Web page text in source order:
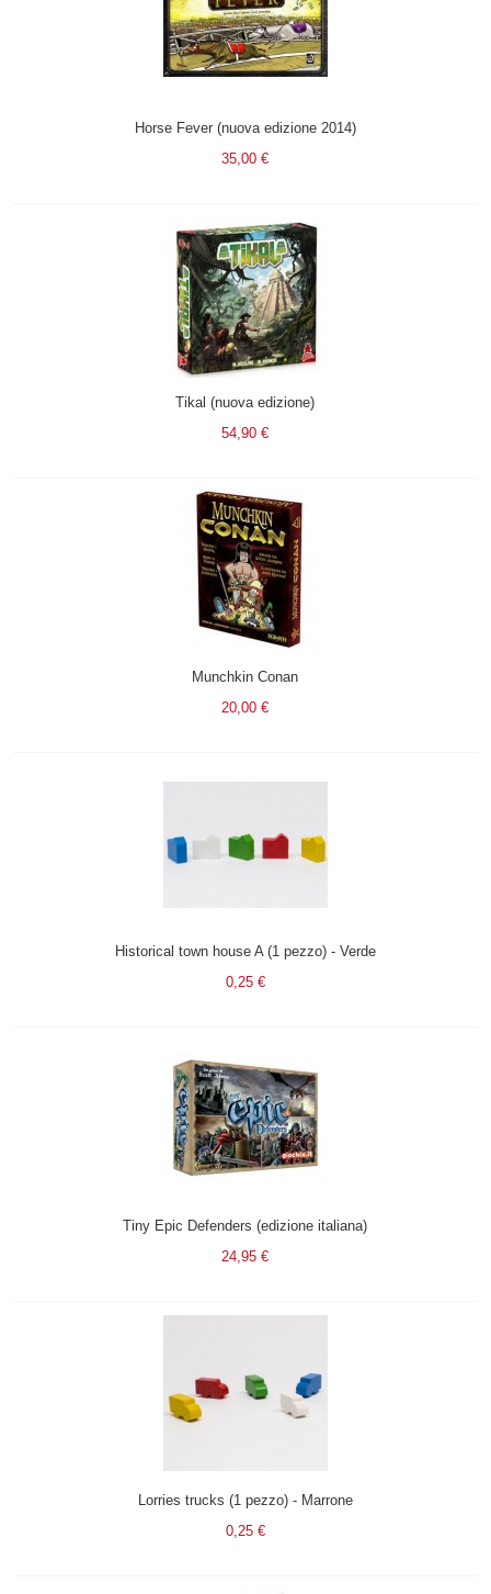
Horse Fever (nuova edizione 2014)
35,00 €
Tikal (nuova edizione)
54,90 €
Munchkin Conan
20,00 €
Historical town house A (1 pezzo) - Verde
0,25 €
Tiny Epic Defenders (edizione italiana)
24,95 €
Lorries trucks (1 pezzo) - Marrone
0,25 €